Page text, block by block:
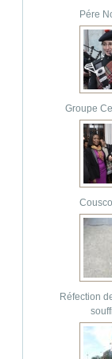
Pére
Groupe
Réfection